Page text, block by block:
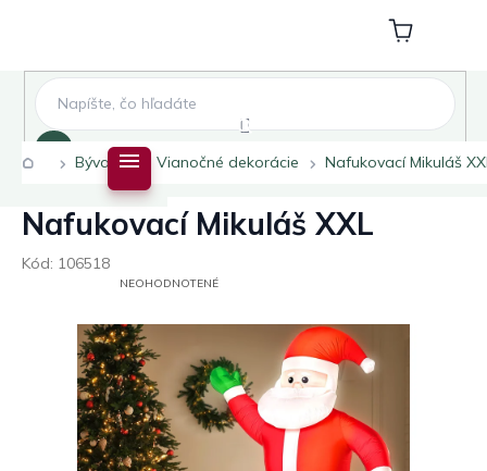
Nákupný
košík
Domov
Bývanie Vianočné dekorácie Nafukovací Mikuláš
Nafukovací Mikuláš XXL
Kód: 106518
PRIEMERNÉ
HVIEZDIČIEK.
NEOHODNOTENÉ